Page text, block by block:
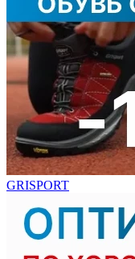
GRISPORT